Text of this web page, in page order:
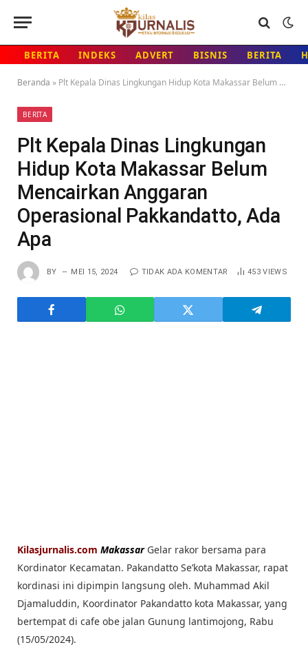
BERITA INDEKS ADVERT BISNIS BERITA
Beranda » Plt Kepala Dinas Lingkungan Hidup Kota Makassar Belum Mencairkan Anggaran Operasional Pakkandatto, Ada Apa
BERITA
Plt Kepala Dinas Lingkungan
Hidup Kota Makassar Belum
Mencairkan Anggaran
Operasional Pakkandatto, Ada
Apa
BY MEI 15, 2024 TIDAK ADA KOMENTAR 453VIEWS
Kilasjurnalis.com Makassar Gelar rakor bersama para
Kordinator Kecamatan. Pakandatto Se’kota Makassar, rapat
kordinasi ini dipimpin langsung oleh. Muhammad Akil
Djamaluddin, Koordinator Pakandatto kota Makassar, yang
bertempat di cafe obe jalan Gunung lantimojong, Rabu
(15/05/2024).